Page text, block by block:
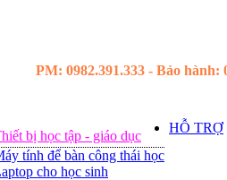
PM: 0982.391.333 - Bảo hành:
bị học tập - giáo dục
tính để bàn công thái học
cho học sinh
HỖ TRỢ